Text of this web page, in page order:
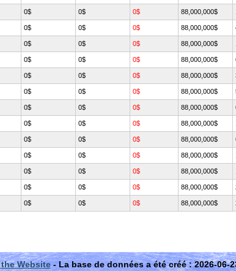
0$ 0$ 0$ 88,000,000$
0$ 0$ 0$ 88,000,000$
0$ 0$ 0$ 88,000,000$
0$ 0$ 0$ 88,000,000$
0$ 0$ 0$ 88,000,000$
0$ 0$ 0$ 88,000,000$
0$ 0$ 0$ 88,000,000$
0$ 0$ 0$ 88,000,000$
0$ 0$ 0$ 88,000,000$
0$ 0$ 0$ 88,000,000$
0$ 0$ 0$ 88,000,000$
0$ 0$ 0$ 88,000,000$
0$ 0$ 0$ 88,000,000$
Website- La base de données a été créé : 2026-06-